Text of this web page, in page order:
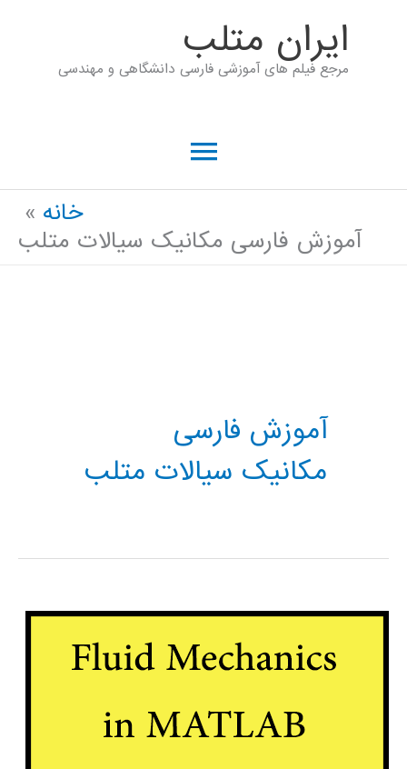
ايران متلب
مرجع فیلم های آموزشی فارسی دانشگاهی و مهندسی
فهرست
خانه
آموزش فارسی مکانیک سیالات متلب
آموزش فارسی
مکانیک سیالات متلب